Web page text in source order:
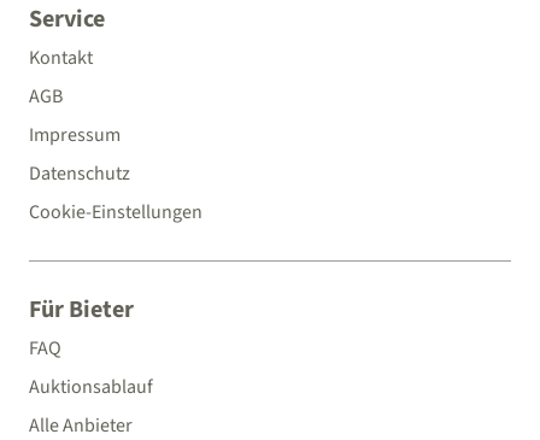
Service
Kontakt
AGB
Impressum
Datenschutz
Cookie-Einstellungen
Für Bieter
FAQ
Auktionsablauf
Alle Anbieter